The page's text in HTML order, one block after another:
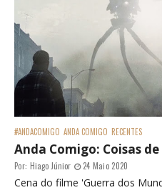
#ANDACOMIGO ANDA COMIGO RECENTES
Anda Comigo: Coisas
Por: Hiago Júnior 24 Maio 2020
Cena do filme 'Guerra dos